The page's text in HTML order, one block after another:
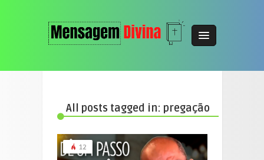
All posts tagged in: pregação
12